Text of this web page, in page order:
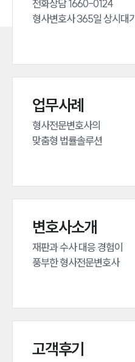
전화상담 1660-0124
형사변호사 365일 상시대기
업무사례
형사전문변호사의
맞춤형 법률솔루션
변호사소개
재판과 수사 대응 경험이
풍부한 형사전문변호사
고객후기